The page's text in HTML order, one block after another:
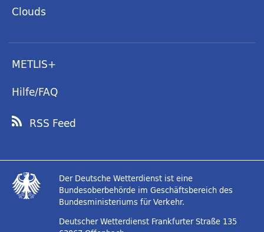
Clouds
METLIS+
Hilfe/FAQ
RSS Feed
Der Deutsche Wetterdienst ist eine
Bundesoberbehörde im Geschäftsbereich des
Bundesministeriums für Verkehr.
Deutscher Wetterdienst Frankfurter Straße 135